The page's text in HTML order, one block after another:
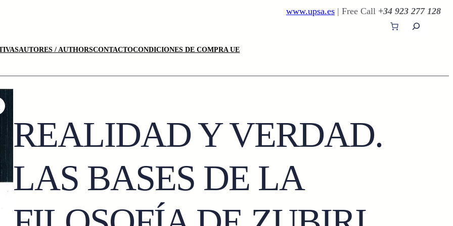
www.upsa.es | Free Call +34 923 277 128
AUTORES / AUTHORSCONTACTOCONDICIONES DE COMPRA UE
REALIDAD Y VERDAD.
LAS BASES DE LA